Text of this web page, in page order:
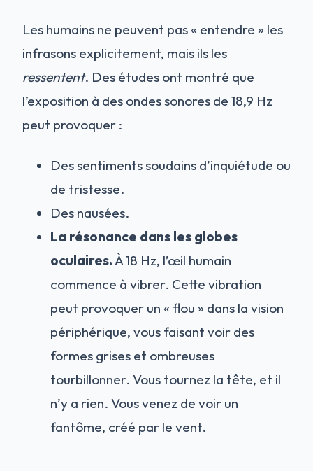
Les humains ne peuvent pas « entendre » les
infrasons explicitement, mais ils les
ressentent. Des études ont montré que
l’exposition à des ondes sonores de 18,9 Hz
peut provoquer :
Des sentiments soudains d’inquiétude ou
de tristesse.
Des nausées.
La résonance dans les globes
oculaires.À 18 Hz, l’œil humain
commence à vibrer. Cette vibration
peut provoquer un « flou » dans la vision
périphérique, vous faisant voir des
formes grises et ombreuses
tourbillonner. Vous tournez la tête, et il
n’y a rien. Vous venez de voir un
fantôme, créé par le vent.